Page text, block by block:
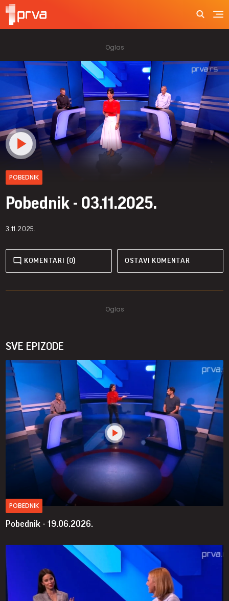
POBEDNIK
Pobednik - 03.11.2025.
3.11.2025.
KOMENTARI (0) OSTAVI KOMENTAR
SVE EPIZODE
POBEDNIK
Pobednik - 19.06.2026.